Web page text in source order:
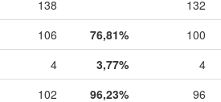
138
132
106 76,81%
100
4 3,77%
4
102 96,23% 96